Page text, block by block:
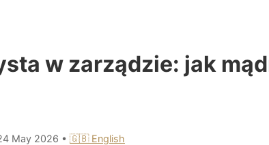
w zarządzie: jak
May 2026 • 🇬🇧 English